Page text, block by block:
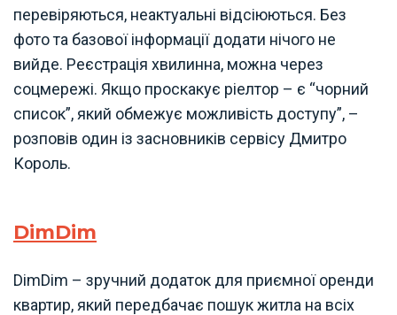
перевіряються, неактуальні відсіюються. Без
фото та базової інформації додати нічого не
вийде. Реєстрація хвилинна, можна через
соцмережі. Якщо проскакує ріелтор – є “чорний
список”, який обмежує можливість доступу”, –
розповів один із засновників сервісу Дмитро
Король.
DimDim
DimDim – зручний додаток для приємної оренди
квартир, який передбачає пошук житла на всіх